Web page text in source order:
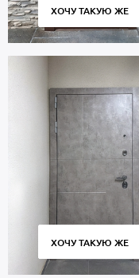
ХОЧУ ТАКУЮ ЖЕ
ХОЧУ ТАКУЮ ЖЕ